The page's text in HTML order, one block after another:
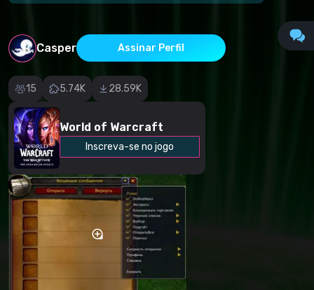
Casper Assinar Perfil
15 5.74K 28.59K
World of Warcraft
Inscreva-se no jogo
Descrição